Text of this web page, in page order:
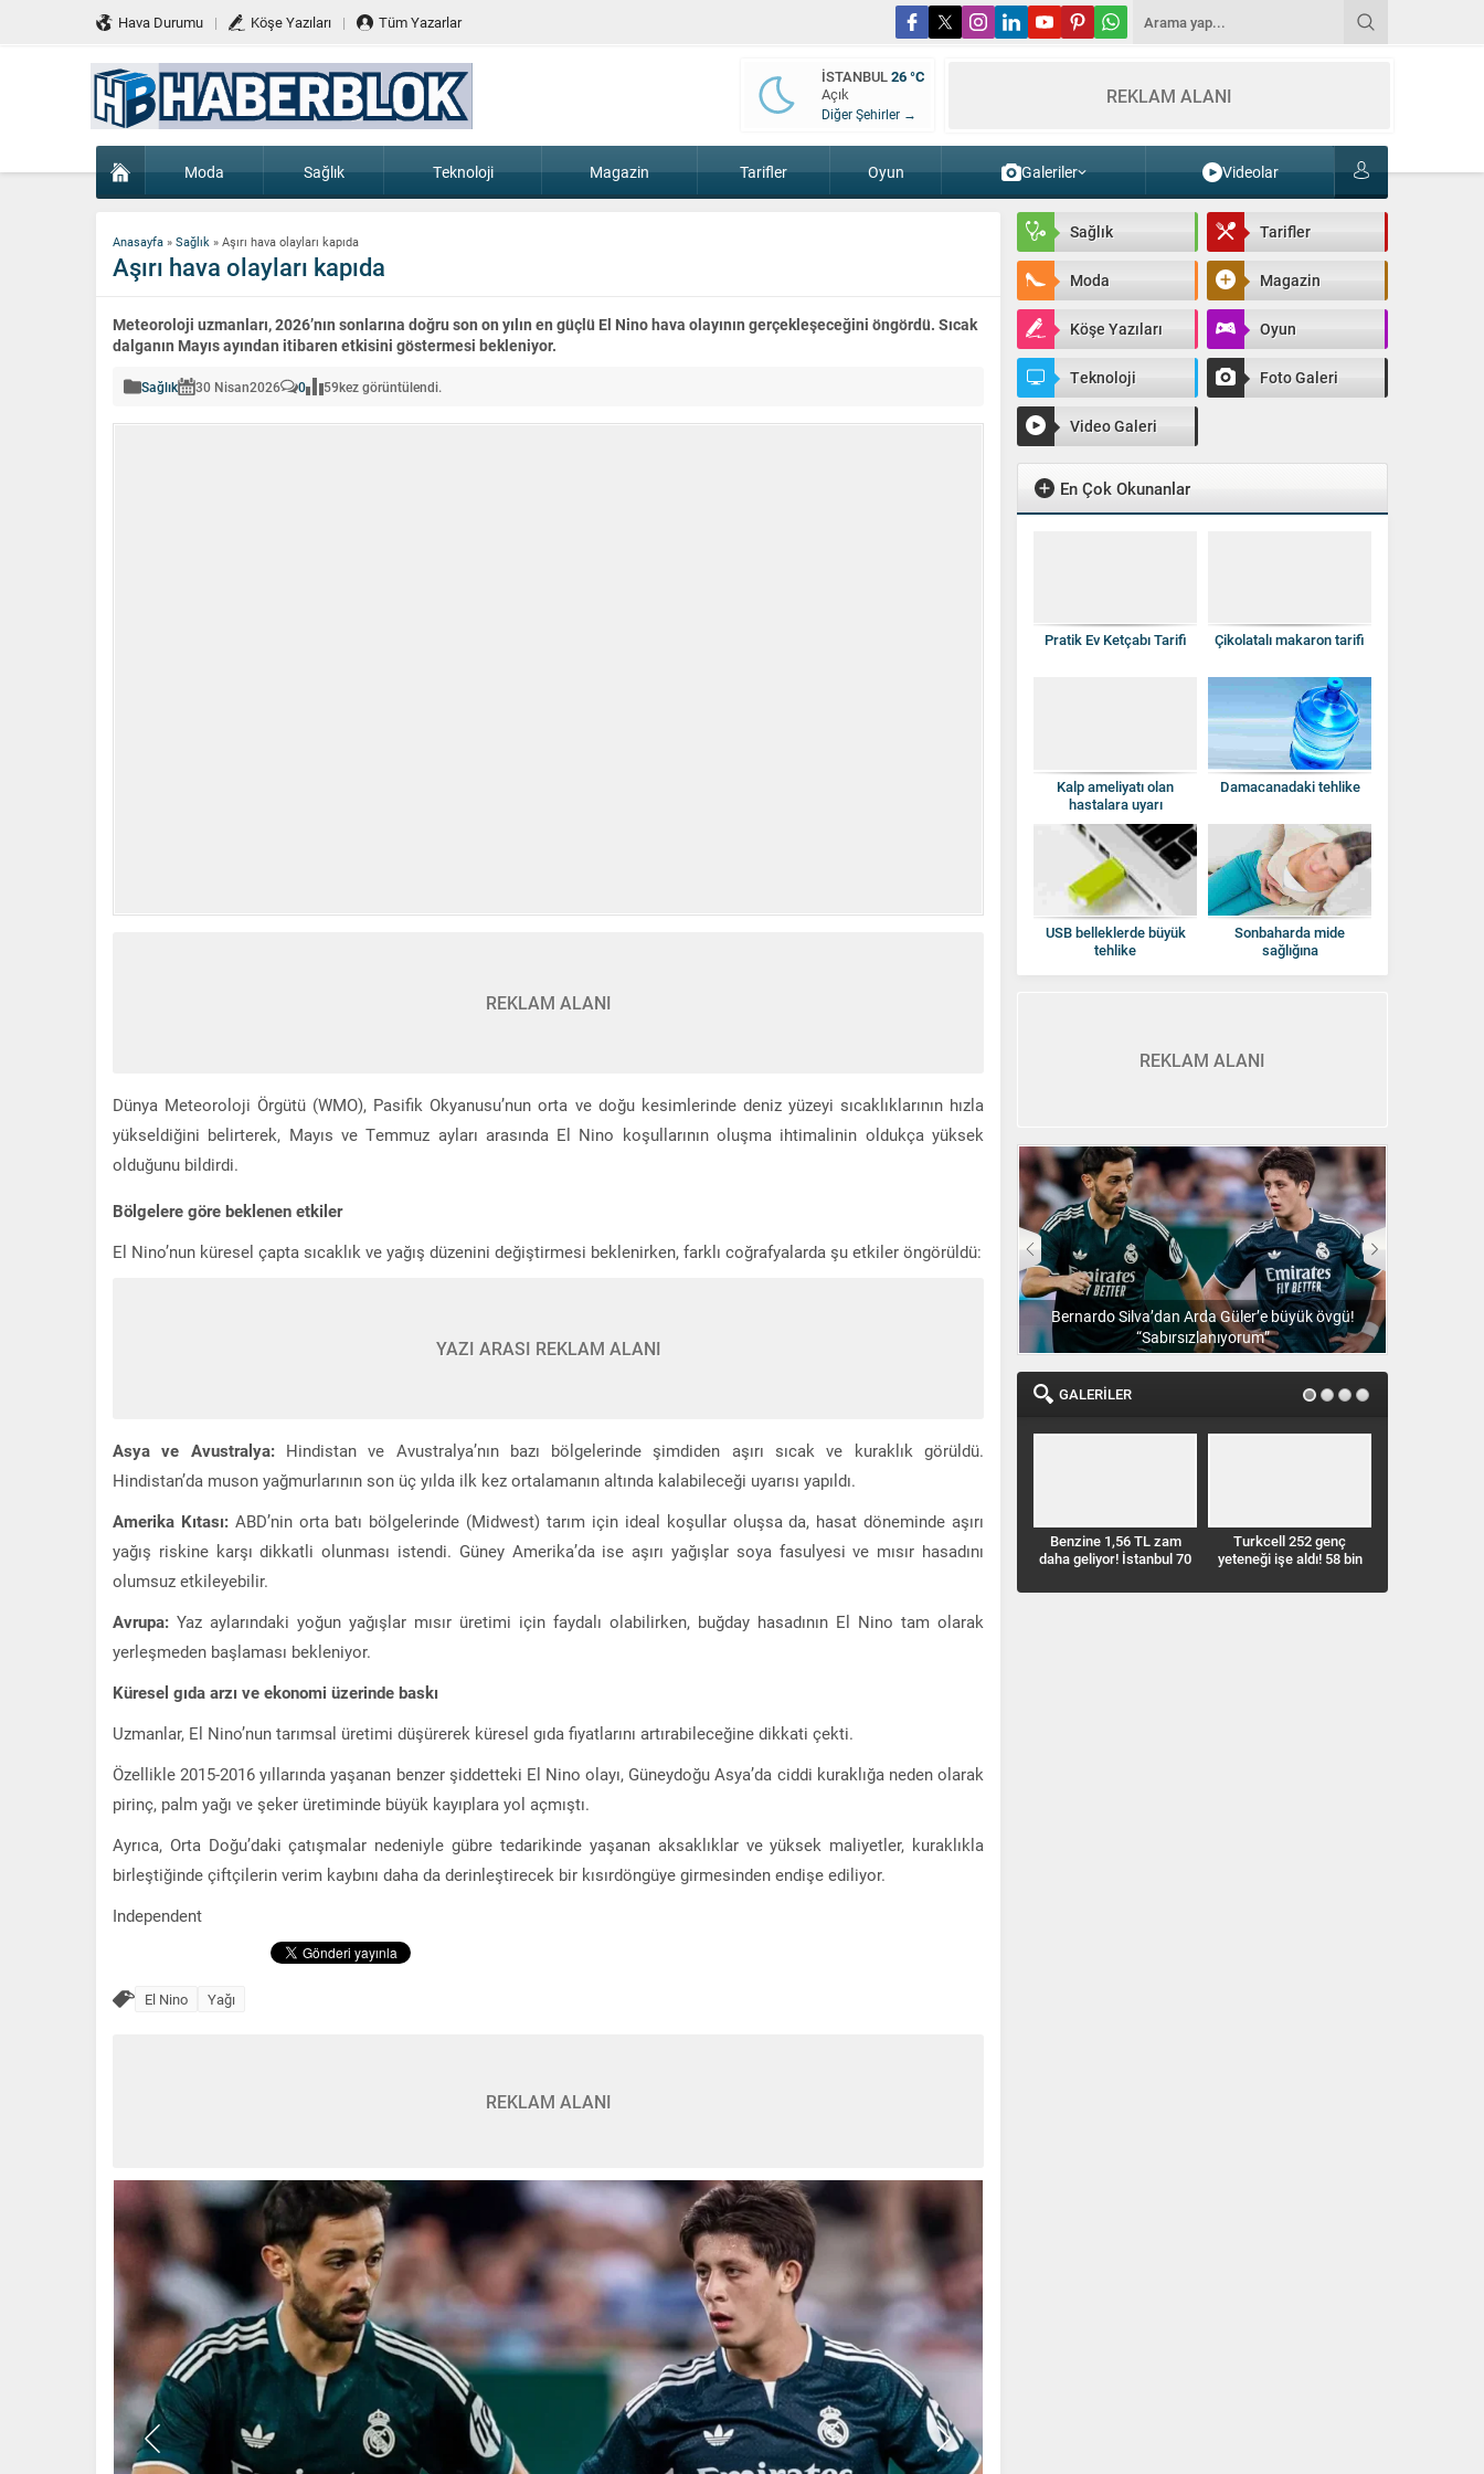
Hava Durumu Köşe Yazıları Tüm Yazarlar
İSTANBUL26 °C
Açık
Diğer Şehirler →
REKLAM ALANI
Moda Sağlık Teknoloji Magazin Tarifler Oyun Galeriler Videolar
Anasayfa » Sağlık » Aşırı hava olayları kapıda
Aşırı hava olayları kapıda
Meteoroloji uzmanları, 2026’nın sonlarına doğru son on yılın en güçlü El Nino hava olayının gerçekleşeceğini öngördü. Sıcak
dalganın Mayıs ayından itibaren etkisini göstermesi bekleniyor.
Sağlık 30 Nisan2026 0 59kez görüntülendi.
REKLAM ALANI
Dünya Meteoroloji Örgütü (WMO), Pasifik Okyanusu’nun orta ve doğu kesimlerinde deniz yüzeyi sıcaklıklarının hızla
yükseldiğini belirterek, Mayıs ve Temmuz ayları arasında El Nino koşullarının oluşma ihtimalinin oldukça yüksek
olduğunu bildirdi.
Bölgelere göre beklenen etkiler
El Nino’nun küresel çapta sıcaklık ve yağış düzenini değiştirmesi beklenirken, farklı coğrafyalarda şu etkiler öngörüldü:
YAZI ARASI REKLAM ALANI
Asya ve Avustralya:Hindistan ve Avustralya’nın bazı bölgelerinde şimdiden aşırı sıcak ve kuraklık görüldü.
Hindistan’da muson yağmurlarının son üç yılda ilk kez ortalamanın altında kalabileceği uyarısı yapıldı.
Amerika Kıtası:ABD’nin orta batı bölgelerinde (Midwest) tarım için ideal koşullar oluşsa da, hasat döneminde aşırı
yağış riskine karşı dikkatli olunması istendi. Güney Amerika’da ise aşırı yağışlar soya fasulyesi ve mısır hasadını
olumsuz etkileyebilir.
Avrupa: Yaz aylarındaki yoğun yağışlar mısır üretimi için faydalı olabilirken, buğday hasadının El Nino tam olarak
yerleşmeden başlaması bekleniyor.
Küresel gıda arzı ve ekonomi üzerinde baskı
Uzmanlar, El Nino’nun tarımsal üretimi düşürerek küresel gıda fiyatlarını artırabileceğine dikkati çekti.
Özellikle 2015-2016 yıllarında yaşanan benzer şiddetteki El Nino olayı, Güneydoğu Asya’da ciddi kuraklığa neden olarak
pirinç, palm yağı ve şeker üretiminde büyük kayıplara yol açmıştı.
Ayrıca, Orta Doğu’daki çatışmalar nedeniyle gübre tedarikinde yaşanan aksaklıklar ve yüksek maliyetler, kuraklıkla
birleştiğinde çiftçilerin verim kaybını daha da derinleştirecek bir kısırdöngüye girmesinden endişe ediliyor.
Independent
El Nino Yağı
REKLAM ALANI
Sağlık Tarifler
Moda Magazin
Köşe Yazıları Oyun
Teknoloji Foto Galeri
Video Galeri
En Çok Okunanlar
Pratik Ev Ketçabı Tarifi Çikolatalı makaron tarifi
Kalp ameliyatı olan
hastalara uyarı
Damacanadaki tehlike
USB belleklerde büyük
tehlike
Sonbaharda mide
sağlığına
REKLAM ALANI
Bernardo Silva’dan Arda Güler’e büyük övgü!
“Sabırsızlanıyorum”
GALERİLER
Benzine 1,56 TL zam
daha geliyor! İstanbul 70
Turkcell 252 genç
yeteneği işe aldı! 58 bin